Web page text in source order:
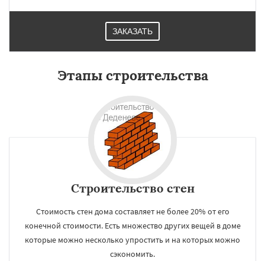
ЗАКАЗАТЬ
Этапы строительства
Строительство стен
Стоимость стен дома составляет не более 20% от его
конечной стоимости. Есть множество других вещей в доме
которые можно несколько упростить и на которых можно
сэкономить.